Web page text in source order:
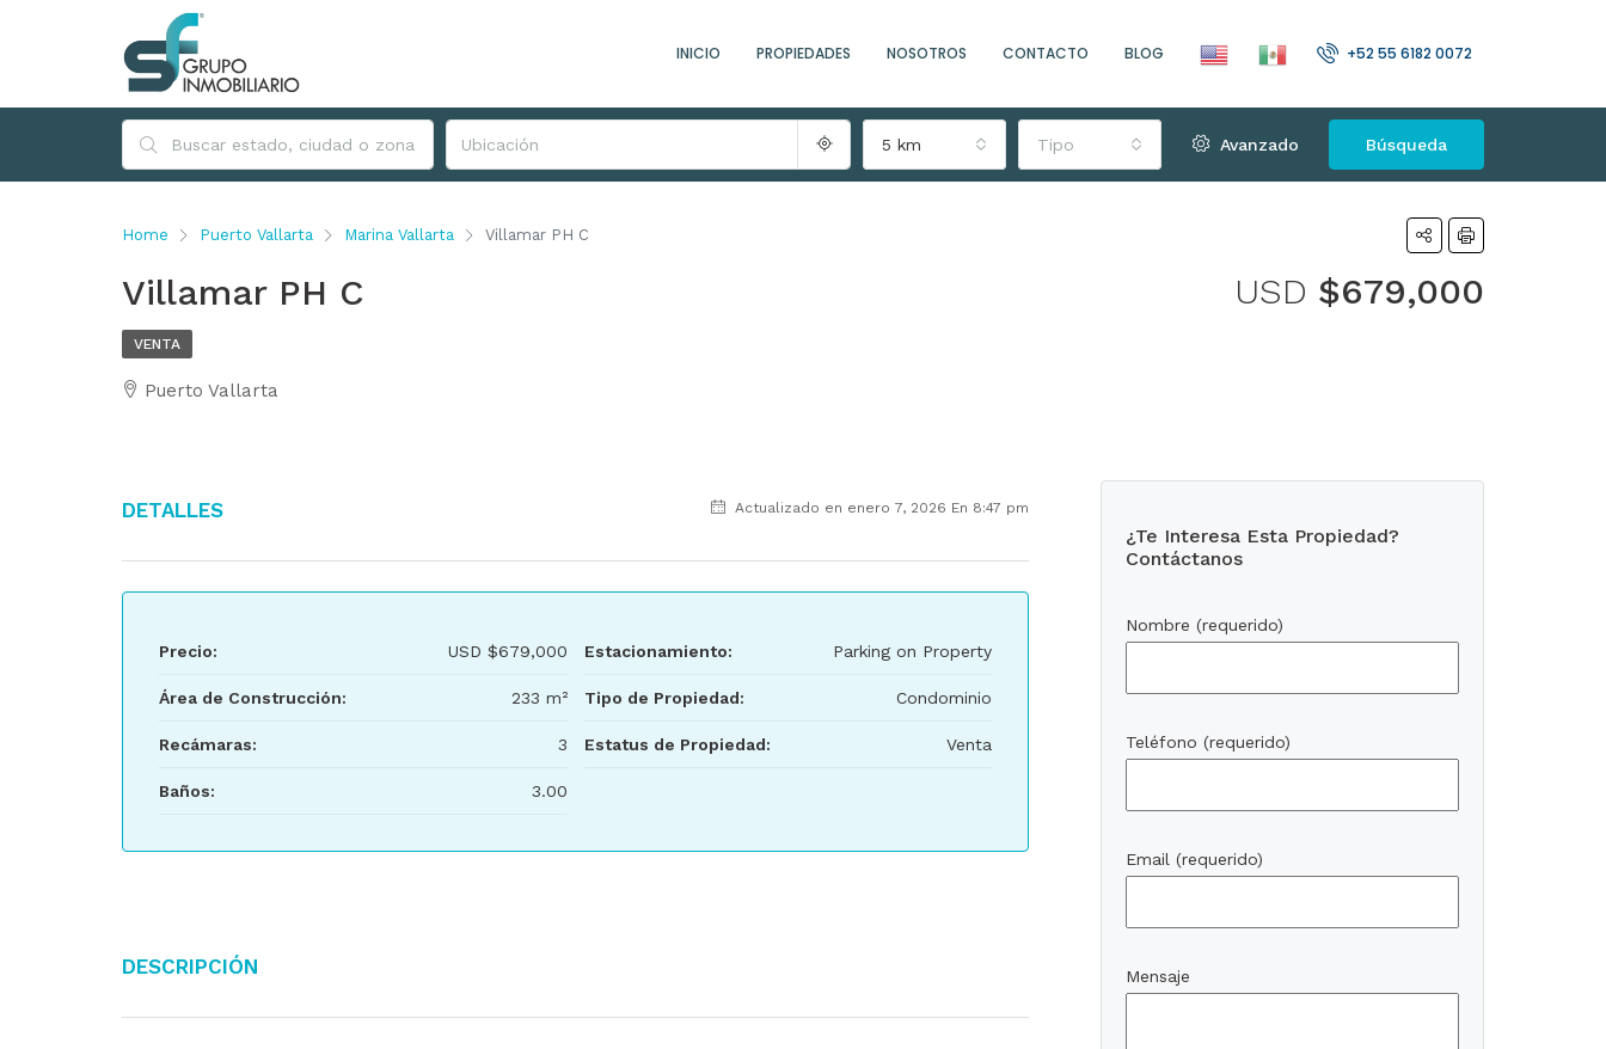
INICIO PROPIEDADES NOSOTROS CONTACTO BLOG +52 55 6182 0072
5 km Tipo Avanzado Búsqueda
Home Puerto Vallarta Marina Vallarta Villamar PH C
Villamar PH C USD $679,000
VENTA
Puerto Vallarta
Detalles Actualizado en enero 7, 2026 En 8:47 pm
Precio: USD $679,000
Área de Construcción: 233 m²
Recámaras: 3
Baños: 3.00
Estacionamiento: Parking on Property
Tipo de Propiedad: Condominio
Estatus de Propiedad: Venta
Descripción
¿Te Interesa Esta Propiedad?
Contáctanos
Nombre (requerido)
Teléfono (requerido)
Email (requerido)
Mensaje